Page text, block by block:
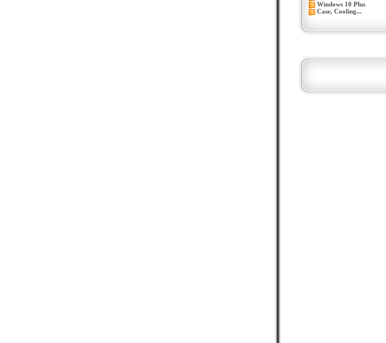
Windows 10 Plus
Case, Cooling...